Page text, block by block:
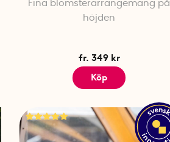
Fina blomsterarrangemang på
höjden
fr. 349 kr
Köp